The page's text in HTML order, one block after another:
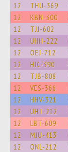
12 THU-369
12 KBN-300
12 TJJ-602
12 UHH-222
12 OEJ-712
12 HJC-390
12 TJB-808
12 VES-366
12 HHV-321
12 UHT-212
12 LBT-609
12 MJU-413
12 ONL-212